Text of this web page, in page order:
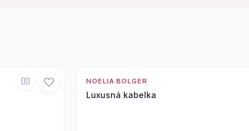
NOELIA BOLGER
Luxusná kabelka